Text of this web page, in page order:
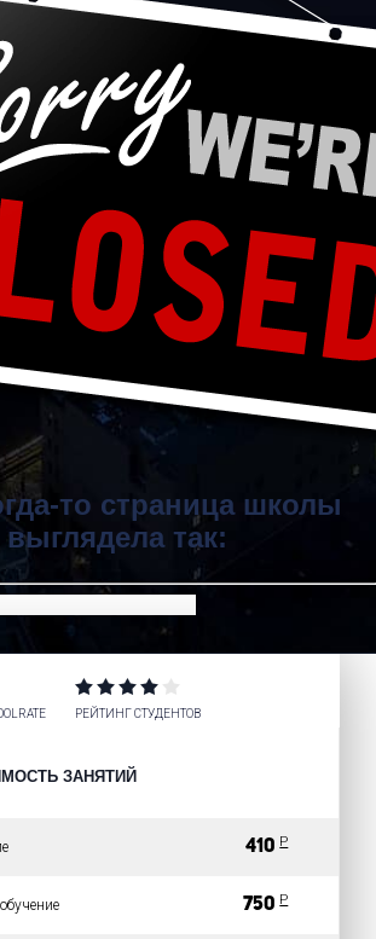
то страница школы
выглядела так:
РЕЙТИНГ СТУДЕНТОВ
ЗАНЯТИЙ
410 Р
750 Р